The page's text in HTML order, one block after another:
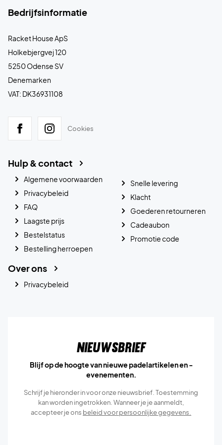
Bedrijfsinformatie
Racket House ApS
Holkebjergvej 120
5250 Odense SV
Denemarken
VAT: DK36931108
Cookies
Hulp & contact
Algemene voorwaarden
Privacybeleid
FAQ
Laagste prijs
Bestelstatus
Bestelling herroepen
Snelle levering
Klacht
Goederen retourneren
Cadeaubon
Promotie code
Over ons
Privacybeleid
Nieuwsbrief
Blijf op de hoogte van nieuwe padelartikelen en -
evenementen.
Schrijf je hieronder in voor onze nieuwsbrief. Toestemming
kan worden ingetrokken. Wanneer je je aanmeldt,
accepteer je ons beleid voor persoonlijke gegevens.